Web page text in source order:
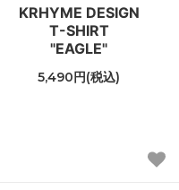
KRHYME DESIGN
T-SHIRT
"EAGLE"
5,490円(税込)